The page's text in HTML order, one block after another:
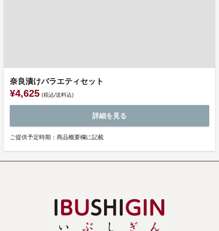
奈良漬けバラエティセット
¥4,625 (税込/送料込)
詳細を見る
ご提供予定時期：商品概要欄に記載